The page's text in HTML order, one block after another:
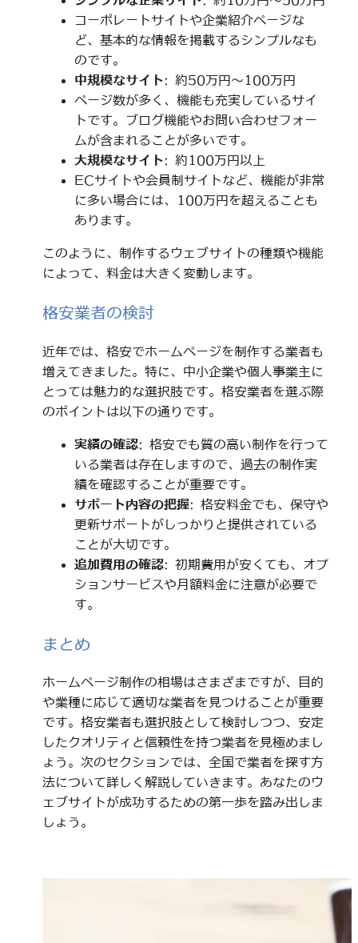
コーポレートサイトや企業紹介ページな
ど、基本的な情報を掲載するシンプルなも
のです。
中規模なサイト: 約50万円～100万円
ページ数が多く、機能も充実しているサイ
トです。ブログ機能やお問い合わせフォー
ムが含まれることが多いです。
大規模なサイト: 約100万円以上
ECサイトや会員制サイトなど、機能が非常
に多い場合には、100万円を超えることも
あります。
このように、制作するウェブサイトの種類や機能
によって、料金は大きく変動します。
格安業者の検討
近年では、格安でホームページを制作する業者も
増えてきました。特に、中小企業や個人事業主に
とっては魅力的な選択肢です。格安業者を選ぶ際
のポイントは以下の通りです。
実績の確認: 格安でも質の高い制作を行って
いる業者は存在しますので、過去の制作実
績を確認することが重要です。
サポート内容の把握: 格安料金でも、保守や
更新サポートがしっかりと提供されている
ことが大切です。
追加費用の確認: 初期費用が安くても、オプ
ションサービスや月額料金に注意が必要で
す。
まとめ
ホームページ制作の相場はさまざまですが、目的
や業種に応じて適切な業者を見つけることが重要
です。格安業者も選択肢として検討しつつ、安定
したクオリティと信頼性を持つ業者を見極めまし
ょう。次のセクションでは、全国で業者を探す方
法について詳しく解説していきます。あなたのウ
ェブサイトが成功するための第一歩を踏み出しま
しょう。